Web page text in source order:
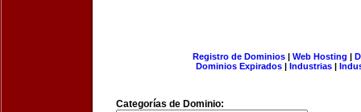
Registro de Dominios| Web Hosting |
Dominios Expirados | Industrias |
Categorías de Dominio: